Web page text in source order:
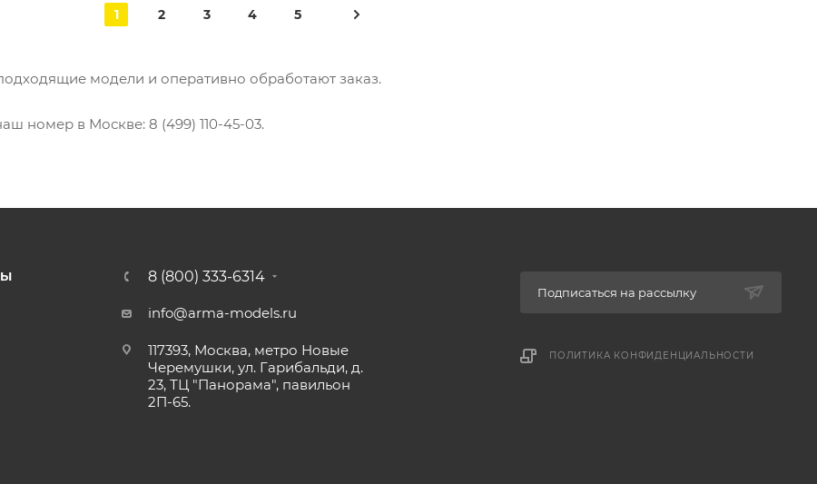
1 2 3 4 5
модели и оперативно обработают заказ.
номер в Москве: 8 (499) 110-45-03.
8 (800) 333-6314
info@arma-models.ru
117393, Москва, метро Новые
Черемушки, ул. Гарибальди, д.
23, ТЦ "Панорама", павильон
2П-65.
Подписаться на рассылку
ПОЛИТИКА КОНФИДЕНЦИАЛЬНОСТИ